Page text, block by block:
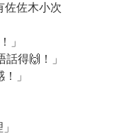
佐佐木小次
」
得🙌！」
」